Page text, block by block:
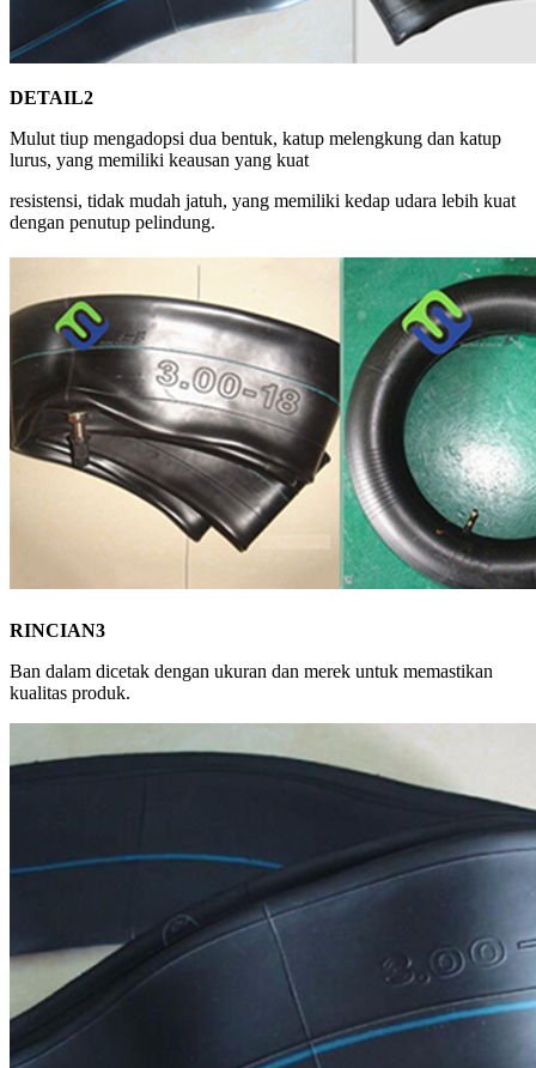
DETAIL2
Mulut tiup mengadopsi dua bentuk, katup melengkung dan katup
lurus, yang memiliki keausan yang kuat
resistensi, tidak mudah jatuh, yang memiliki kedap udara lebih kuat
dengan penutup pelindung.
RINCIAN3
Ban dalam dicetak dengan ukuran dan merek untuk memastikan
kualitas produk.